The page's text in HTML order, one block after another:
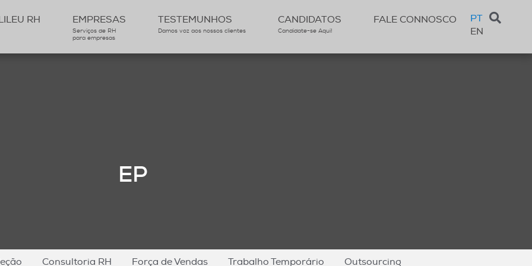
PT
EN
RH EMPRESAS
Serviços de RH
para empresas
TESTEMUNHOS
Damos voz aos nossos clientes
CANDIDATOS
Candidate-se Aqui!
FALE CONNOSCO
EP
Consultoria RH Força de Vendas Trabalho Temporário Outsourcing